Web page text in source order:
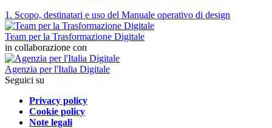
1. Scopo, destinatari e uso del Manuale operativo di design
Team per la Trasformazione Digitale
in collaborazione con
Agenzia per l'Italia Digitale
Seguici su
Privacy policy
Cookie policy
Note legali